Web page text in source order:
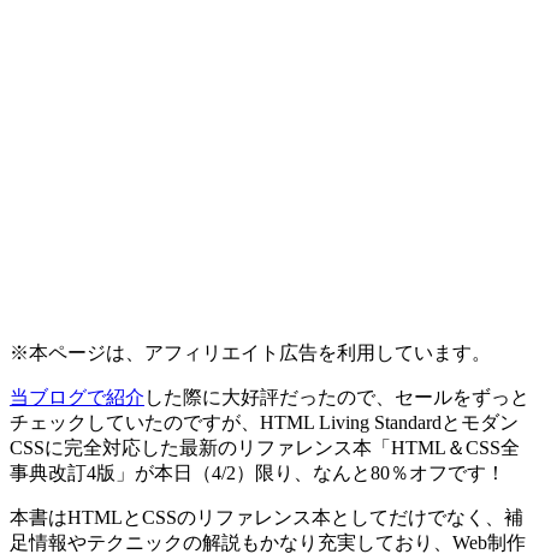
※本ページは、アフィリエイト広告を利用しています。
当ブログで紹介 した際に大好評だったので、セールをずっと
チェックしていたのですが、HTML Living Standardとモダン
CSSに完全対応した最新のリファレンス本「HTML＆CSS全
事典改訂4版」が本日（4/2）限り、なんと80％オフです！
本書はHTMLとCSSのリファレンス本としてだけでなく、補
足情報やテクニックの解説もかなり充実しており、Web制作